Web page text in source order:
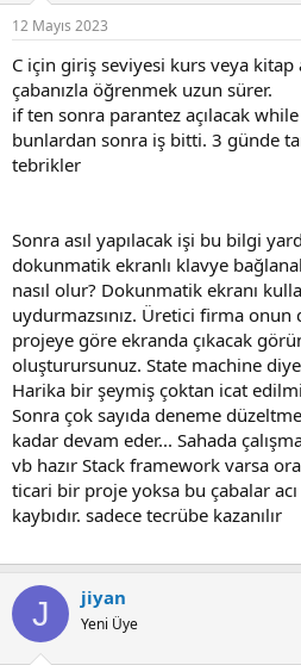
12 Mayıs 2023
C için giriş seviyesi kurs veya kitap
çabanızla öğrenmek uzun sürer.
if ten sonra parantez açılacak
bunlardan sonra iş bitti. 3 günde
tebrikler
Sonra asıl yapılacak işi bu bilgi
dokunmatik ekranlı klavye
nasıl olur? Dokunmatik ekranı
uydurmazsınız. Üretici firma
projeye göre ekranda çıkacak
oluşturursunuz. State machine
Harika bir şeymiş çoktan icat
Sonra çok sayıda deneme
kadar devam eder... Sahada
vb hazır Stack framework varsa
ticari bir proje yoksa bu çabalar
kaybıdır. sadece tecrübe kazanılır
J jiyan
Yeni Üye